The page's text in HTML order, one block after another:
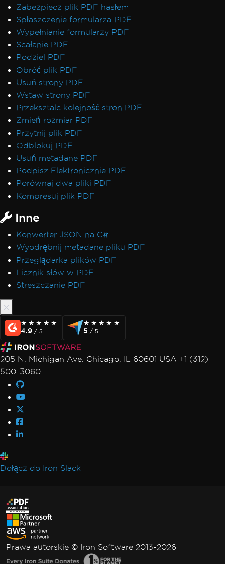
Zabezpiecz plik PDF hasłem
Spłaszczenie formularza PDF
Wypełnianie formularzy PDF
Scałanie PDF
Podziel PDF
Obróć plik PDF
Usuń strony PDF
Wstaw strony PDF
Przeksztalc kolejność stron PDF
Zmień rozmiar PDF
Przytnij plik PDF
Odblokuj PDF
Usuń metadane PDF
Podpisz Elektronicznie PDF
Porównaj dwa pliki PDF
Kompresuj plik PDF
Inne
Konwerter JSON na C#
Wyodrębnij metadane pliku PDF
Przeglądarka plików PDF
Licznik słów w PDF
Streszczanie PDF
★★★★★
★★★★★
4.9 / 5
★★★★★
★★★★★
5 / 5
205 N. Michigan Ave. Chicago, IL 60601 USA +1 (312)
500-3060
Dołącz do Iron Slack
Prawa autorskie © Iron Software 2013-2026